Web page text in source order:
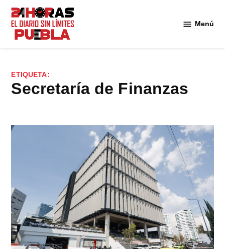
Saltar
contenido
Menú
ETIQUETA:
Secretaría de Finanzas